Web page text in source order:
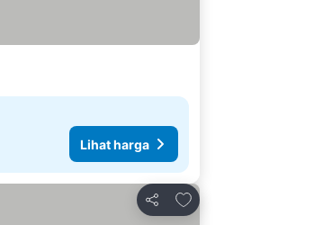
Lihat harga
Bagikan
Tambahkan ke favorit